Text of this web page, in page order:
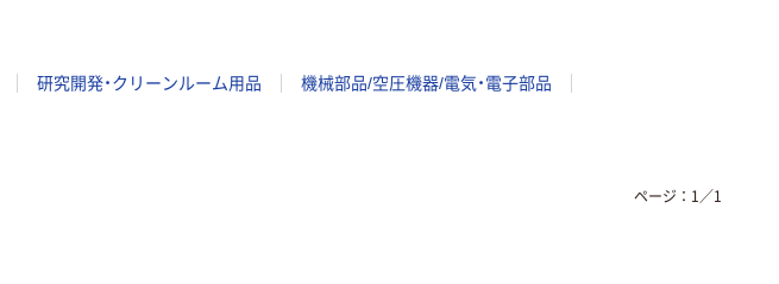
研究開発・クリーンルーム用品 機械部品/空圧機器/電気・電子部品
ページ： 1 ／1